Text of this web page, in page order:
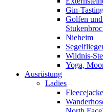
Gin-
Golfen
Nieheim
Wildnis-
Yoga,
Ausrüstung
Ladies